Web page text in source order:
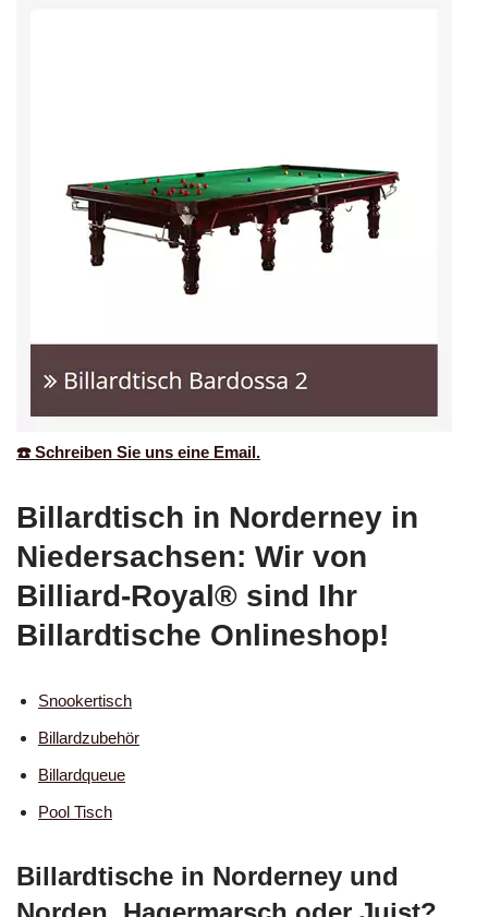
☎️ Schreiben Sie uns eine Email.
Billardtisch in Norderney in
Niedersachsen: Wir von
Billiard-Royal® sind Ihr
Billardtische Onlineshop!
Snookertisch
Billardzubehör
Billardqueue
Pool Tisch
Billardtische in Norderney und